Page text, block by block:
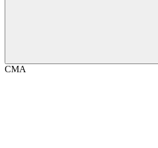
CMA